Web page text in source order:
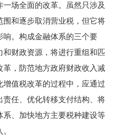
场全面的改革。虽然只涉及
和逐步取消营业税，但它将
。构成金融体系的三个要
财政资源，将进行重组和匹
，防范地方政府财政收入减
值税改革的过程中，应通过
任、优化转移支付结构、将
、加快地方主要税种建设等